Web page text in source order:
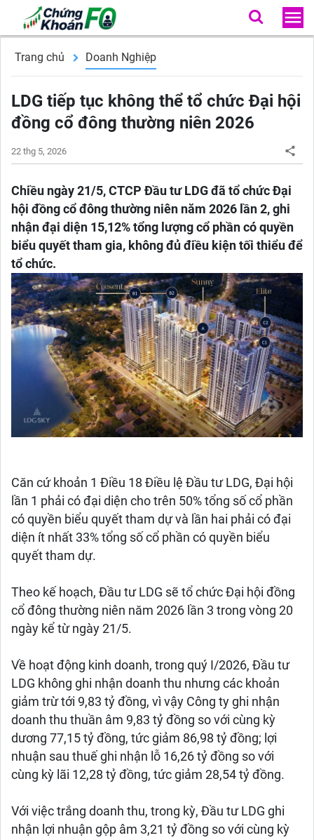
Trang chủ Doanh Nghiệp
LDG tiếp tục không thể tổ chức Đại hội
đồng cổ đông thường niên 2026
22 thg 5, 2026
Chiều ngày 21/5, CTCP Đầu tư LDG đã tổ chức Đại
hội đồng cổ đông thường niên năm 2026 lần 2, ghi
nhận đại diện 15,12% tổng lượng cổ phần có quyền
biểu quyết tham gia, không đủ điều kiện tối thiểu để
tổ chức.
Căn cứ khoản 1 Điều 18 Điều lệ Đầu tư LDG, Đại hội
lần 1 phải có đại diện cho trên 50% tổng số cổ phần
có quyền biểu quyết tham dự và lần hai phải có đại
diện ít nhất 33% tổng số cổ phần có quyền biểu
quyết tham dự.
Theo kế hoạch, Đầu tư LDG sẽ tổ chức Đại hội đồng
cổ đông thường niên năm 2026 lần 3 trong vòng 20
ngày kể từ ngày 21/5.
Về hoạt động kinh doanh, trong quý I/2026, Đầu tư
LDG không ghi nhận doanh thu nhưng các khoản
giảm trừ tới 9,83 tỷ đồng, vì vậy Công ty ghi nhận
doanh thu thuần âm 9,83 tỷ đồng so với cùng kỳ
dương 77,15 tỷ đồng, tức giảm 86,98 tỷ đồng; lợi
nhuận sau thuế ghi nhận lỗ 16,26 tỷ đồng so với
cùng kỳ lãi 12,28 tỷ đồng, tức giảm 28,54 tỷ đồng.
Với việc trắng doanh thu, trong kỳ, Đầu tư LDG ghi
nhận lợi nhuận gộp âm 3,21 tỷ đồng so với cùng kỳ